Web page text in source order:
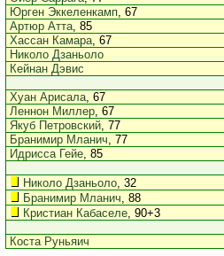
Юрген Эккеленкамп, 67
Артюр Атта, 85
Хассан Камара, 67
Николо Дзаньоло
Кейнан Дэвис
Хуан Арисала, 67
Леннон Миллер, 67
Якуб Петровский, 77
Бранимир Мланич, 77
Идрисса Гейе, 85
Николо Дзаньоло, 32
Бранимир Мланич, 88
Кристиан Кабаселе, 90+3
Коста Руньяич